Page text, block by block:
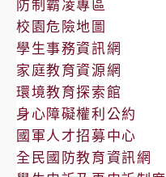
防制霸凌專區
校園危險地圖
學生事務資訊網
家庭教育資源網
環境教育探索館
身心障礙權利公約
國軍人才招募中心
全民國防教育資訊網